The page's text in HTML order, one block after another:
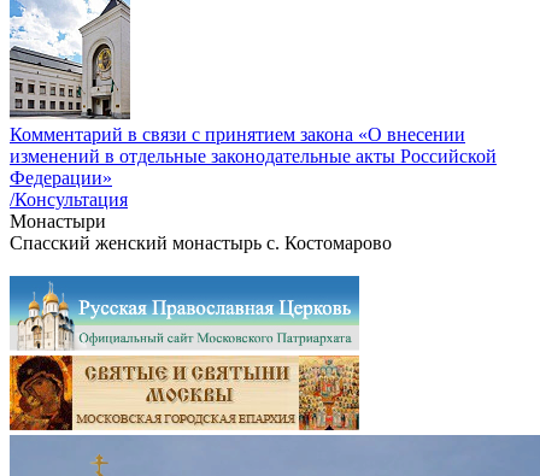
Комментарий в связи с принятием закона «О внесении
изменений в отдельные законодательные акты Российской
Федерации»
/Консультация
Монастыри
Спасский женский монастырь с. Костомарово